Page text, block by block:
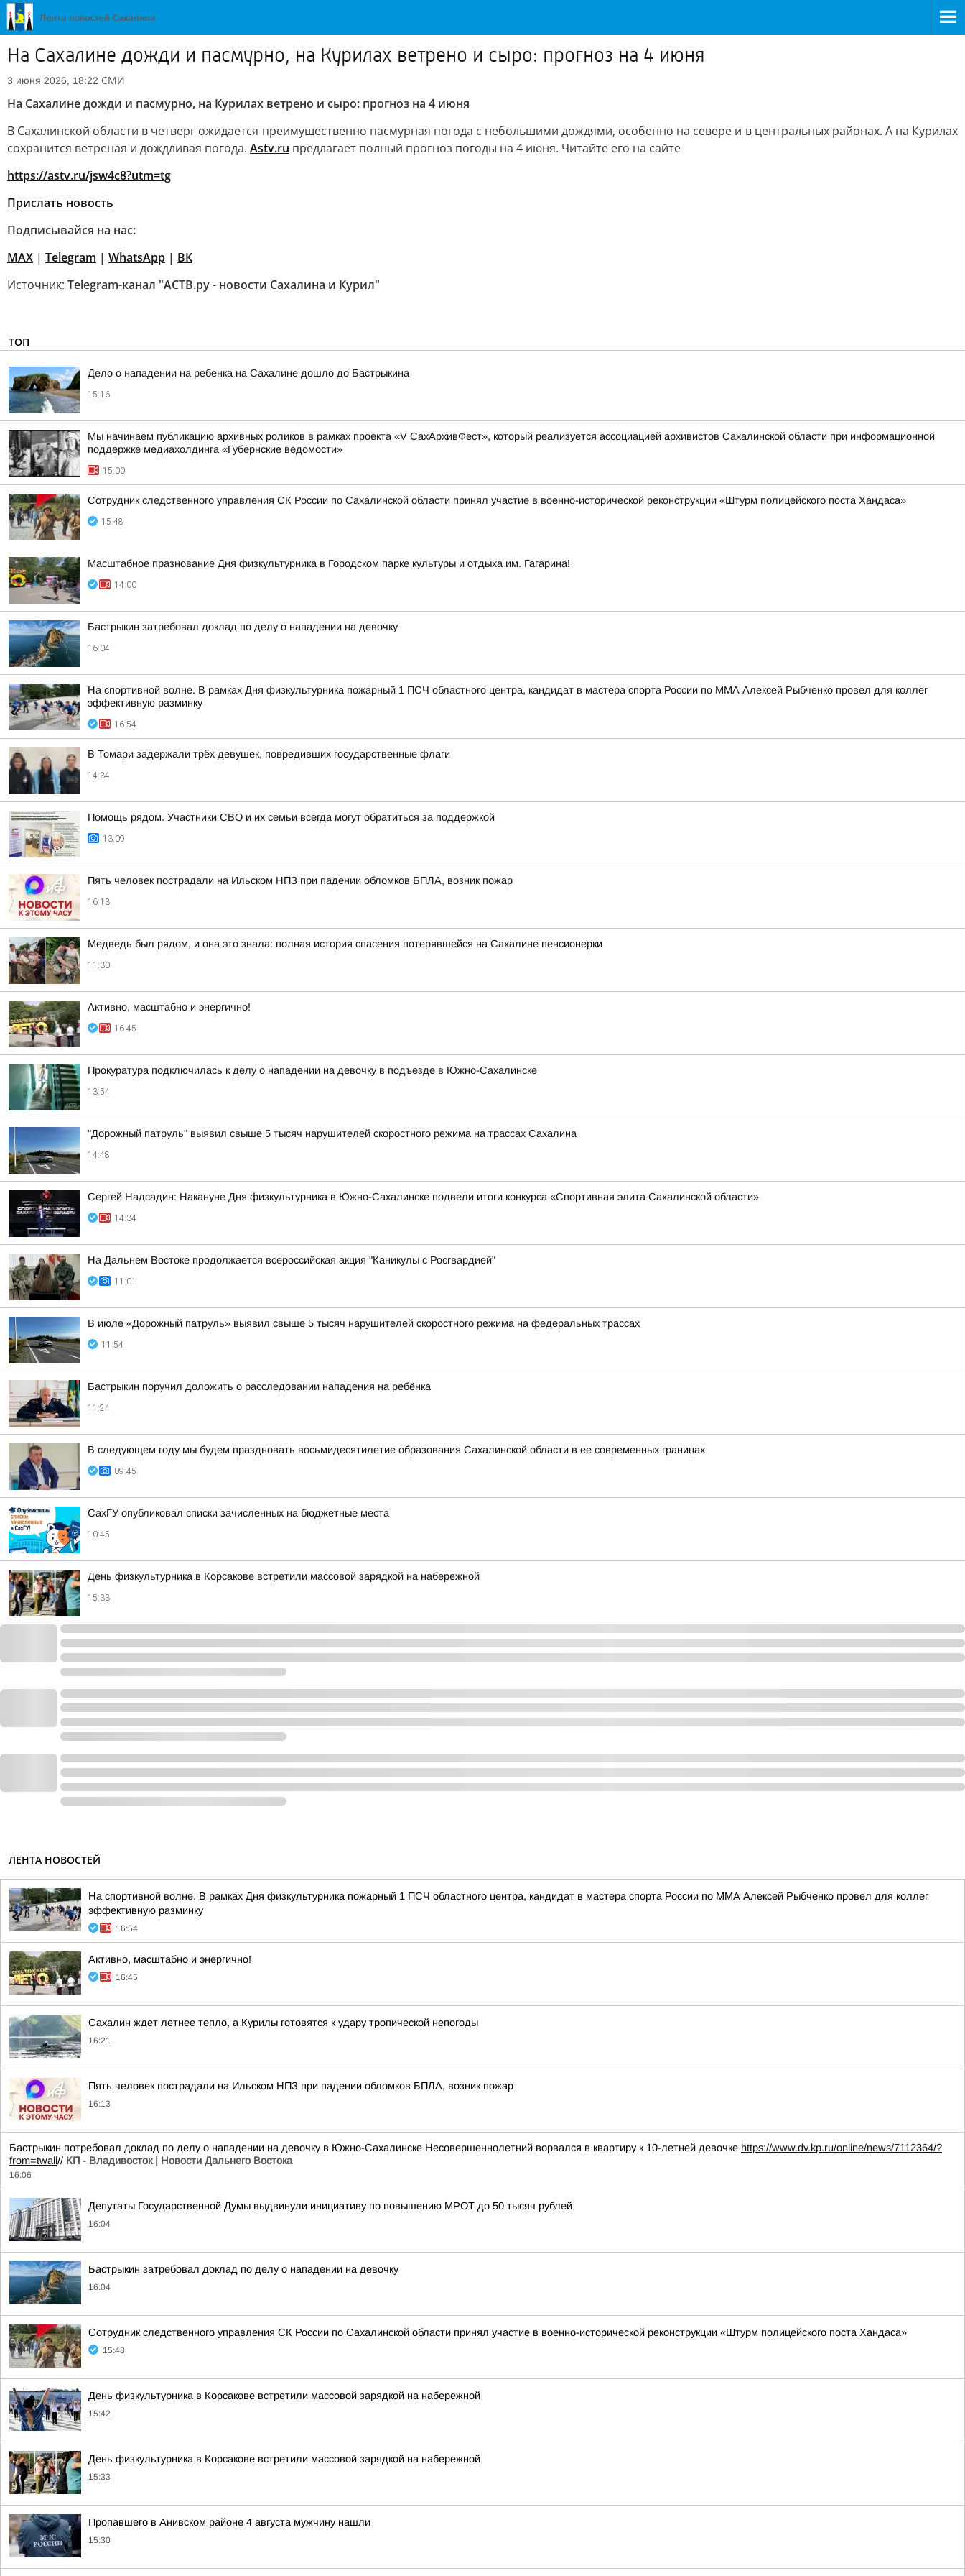
На Сахалине дожди и пасмурно, на Курилах ветрено и сыро: прогноз на 4 июня
3 июня 2026, 18:22 СМИ
На Сахалине дожди и пасмурно, на Курилах ветрено и сыро: прогноз на 4 июня
В Сахалинской области в четверг ожидается преимущественно пасмурная погода с небольшими дождями, особенно на севере и в центральных районах. А на Курилах
сохранится ветреная и дождливая погода. Astv.ru предлагает полный прогноз погоды на 4 июня. Читайте его на сайте
https://astv.ru/jsw4c8?utm=tg
Прислать новость
Подписывайся на нас:
MAX | Telegram | WhatsApp | ВК
Источник: Telegram-канал "АСТВ.ру - новости Сахалина и Курил"
ТОП
Дело о нападении на ребенка на Сахалине дошло до Бастрыкина
15:16
Мы начинаем публикацию архивных роликов в рамках проекта «V СахАрхивФест», который реализуется ассоциацией архивистов Сахалинской области при информационной
поддержке медиахолдинга «Губернские ведомости»
15:00
Сотрудник следственного управления СК России по Сахалинской области принял участие в военно-исторической реконструкции «Штурм полицейского поста Хандаса»
15:48
Масштабное празнование Дня физкультурника в Городском парке культуры и отдыха им. Гагарина!
14:00
Бастрыкин затребовал доклад по делу о нападении на девочку
16:04
На спортивной волне. В рамках Дня физкультурника пожарный 1 ПСЧ областного центра, кандидат в мастера спорта России по ММА Алексей Рыбченко провел для коллег
эффективную разминку
16:54
В Томари задержали трёх девушек, повредивших государственные флаги
14:34
Помощь рядом. Участники СВО и их семьи всегда могут обратиться за поддержкой
13:09
Пять человек пострадали на Ильском НПЗ при падении обломков БПЛА, возник пожар
16:13
Медведь был рядом, и она это знала: полная история спасения потерявшейся на Сахалине пенсионерки
11:30
Активно, масштабно и энергично!
16:45
Прокуратура подключилась к делу о нападении на девочку в подъезде в Южно-Сахалинске
13:54
"Дорожный патруль" выявил свыше 5 тысяч нарушителей скоростного режима на трассах Сахалина
14:48
Сергей Надсадин: Накануне Дня физкультурника в Южно-Сахалинске подвели итоги конкурса «Спортивная элита Сахалинской области»
14:34
На Дальнем Востоке продолжается всероссийская акция "Каникулы с Росгвардией"
11:01
В июле «Дорожный патруль» выявил свыше 5 тысяч нарушителей скоростного режима на федеральных трассах
11:54
Бастрыкин поручил доложить о расследовании нападения на ребёнка
11:24
В следующем году мы будем праздновать восьмидесятилетие образования Сахалинской области в ее современных границах
09:45
СахГУ опубликовал списки зачисленных на бюджетные места
10:45
День физкультурника в Корсакове встретили массовой зарядкой на набережной
15:33
ЛЕНТА НОВОСТЕЙ
На спортивной волне. В рамках Дня физкультурника пожарный 1 ПСЧ областного центра, кандидат в мастера спорта России по ММА Алексей Рыбченко провел для коллег
эффективную разминку
16:54
Активно, масштабно и энергично!
16:45
Сахалин ждет летнее тепло, а Курилы готовятся к удару тропической непогоды
16:21
Пять человек пострадали на Ильском НПЗ при падении обломков БПЛА, возник пожар
16:13
Бастрыкин потребовал доклад по делу о нападении на девочку в Южно-Сахалинске Несовершеннолетний ворвался в квартиру к 10-летней девочке https://www.dv.kp.ru/online/news/7112364/?
from=twall// КП - Владивосток | Новости Дальнего Востока
16:06
Депутаты Государственной Думы выдвинули инициативу по повышению МРОТ до 50 тысяч рублей
16:04
Бастрыкин затребовал доклад по делу о нападении на девочку
16:04
Сотрудник следственного управления СК России по Сахалинской области принял участие в военно-исторической реконструкции «Штурм полицейского поста Хандаса»
15:48
День физкультурника в Корсакове встретили массовой зарядкой на набережной
15:42
День физкультурника в Корсакове встретили массовой зарядкой на набережной
15:33
Пропавшего в Анивском районе 4 августа мужчину нашли
15:30